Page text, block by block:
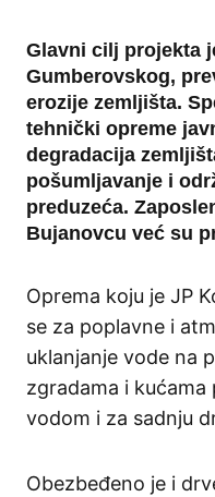
Glavni cilj projekta
Gumberovskog,
erozije zemljišta.
tehnički opreme
degradacija
pošumljavanje i
preduzeća.
Bujanovcu već su
Oprema koju je JP
se za poplavne i
uklanjanje vode na
zgradama i
vodom i za sadnju
Obezbeđeno je i